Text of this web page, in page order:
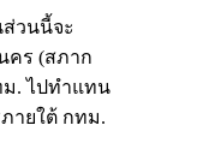
วนนี้จะ
คร (สภาก
ม. ไปทำแทน
ายใต้ กทม.